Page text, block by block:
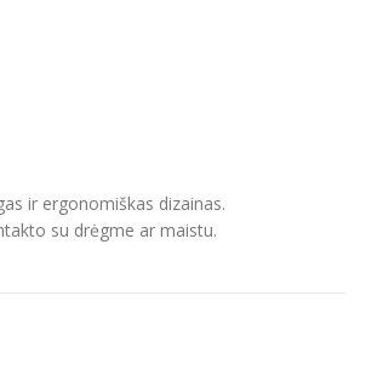
ir ergonomiškas dizainas.
su drėgme ar maistu.